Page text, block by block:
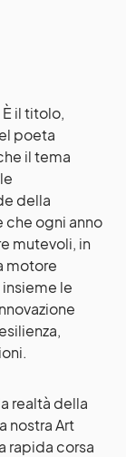
il titolo,
poeta
il tema
della
che ogni anno
mutevoli, in
motore
le
realtà della
nostra Art
rapida corsa